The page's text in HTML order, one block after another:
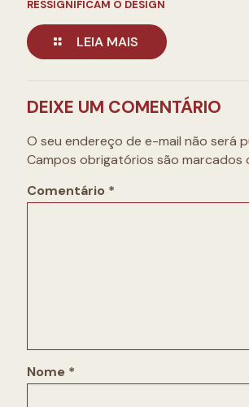
RESSIGNIFICAM O DESIGN
LEIA MAIS
DEIXE UM COMENTÁRIO
O seu endereço de e-mail não será
Campos obrigatórios são marcados
Comentário *
Nome *